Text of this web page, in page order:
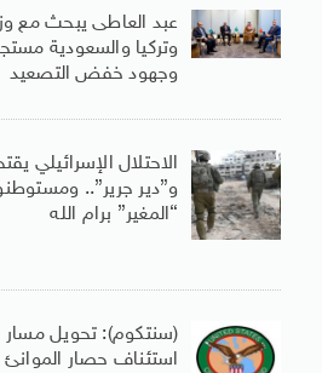
عبد العاطى يبحث مع
وتركيا والسعودية
وجهود خفض التصعيد
الاحتلال الإسرائيلي
و”دير جرير”..
“المغير” برام الله
استئناف حصار الموانئ